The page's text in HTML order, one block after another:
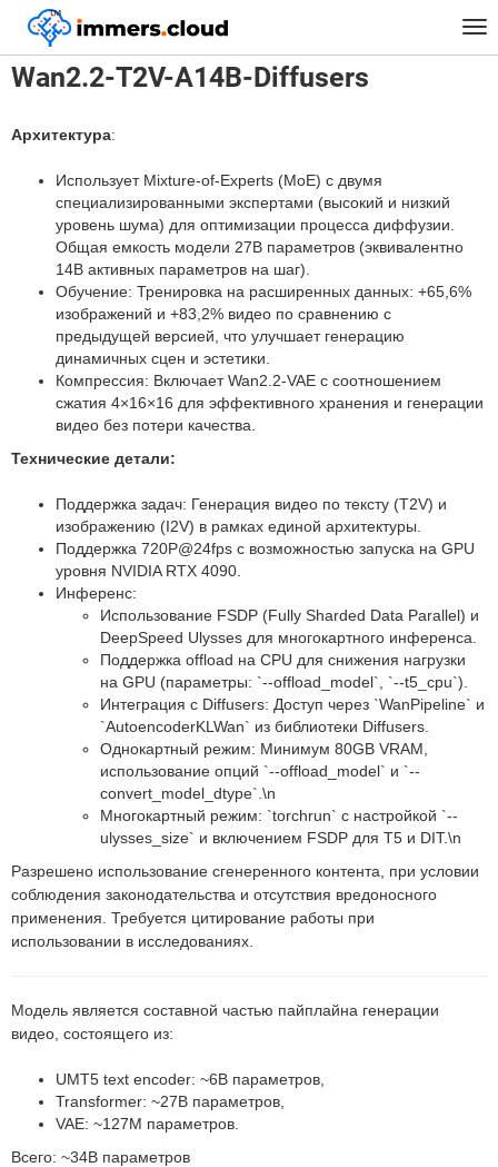
™
Главная Модели Wan2.2-T2V-A14B-Diffusers
Wan2.2-T2V-A14B-Diffusers
Архитектура:
Использует Mixture-of-Experts (MoE) с двумя
специализированными экспертами (высокий и низкий
уровень шума) для оптимизации процесса диффузии.
Общая емкость модели 27B параметров (эквивалентно
14B активных параметров на шаг).
Обучение: Тренировка на расширенных данных: +65,6%
изображений и +83,2% видео по сравнению с
предыдущей версией, что улучшает генерацию
динамичных сцен и эстетики.
Компрессия: Включает Wan2.2-VAE с соотношением
сжатия 4×16×16 для эффективного хранения и генерации
видео без потери качества.
Технические детали:
Поддержка задач: Генерация видео по тексту (T2V) и
изображению (I2V) в рамках единой архитектуры.
Поддержка 720P@24fps с возможностью запуска на GPU
уровня NVIDIA RTX 4090.
Инференс:
Использование FSDP (Fully Sharded Data Parallel) и
DeepSpeed Ulysses для многокартного инференса.
Поддержка offload на CPU для снижения нагрузки
на GPU (параметры: `--offload_model`, `--t5_cpu`).
Интеграция с Diffusers: Доступ через `WanPipeline` и
`AutoencoderKLWan` из библиотеки Diffusers.
Однокартный режим: Минимум 80GB VRAM,
использование опций `--offload_model` и `--
convert_model_dtype`.\n
Многокартный режим: `torchrun` с настройкой `--
ulysses_size` и включением FSDP для T5 и DIT.\n
Разрешено использование сгенеренного контента, при условии
соблюдения законодательства и отсутствия вредоносного
применения. Требуется цитирование работы при
использовании в исследованиях.
Модель является составной частью пайплайна генерации
видео, состоящего из:
UMT5 text encoder: ~6B параметров,
Transformer: ~27B параметров,
VAE: ~127M параметров.
Всего: ~34B параметров